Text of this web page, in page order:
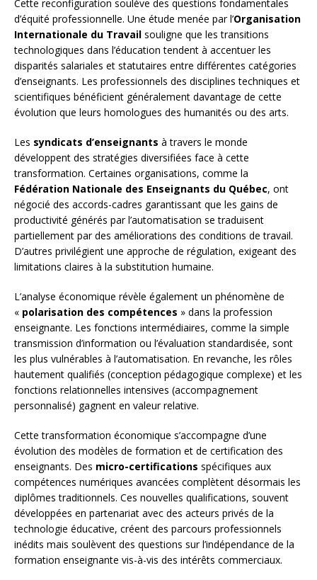
Cette reconfiguration soulève des questions fondamentales
d’équité professionnelle. Une étude menée par l’Organisation
Internationale du Travail souligne que les transitions
technologiques dans l’éducation tendent à accentuer les
disparités salariales et statutaires entre différentes catégories
d’enseignants. Les professionnels des disciplines techniques et
scientifiques bénéficient généralement davantage de cette
évolution que leurs homologues des humanités ou des arts.
Les syndicats d’enseignants à travers le monde
développent des stratégies diversifiées face à cette
transformation. Certaines organisations, comme la
Fédération Nationale des Enseignants du Québec, ont
négocié des accords-cadres garantissant que les gains de
productivité générés par l’automatisation se traduisent
partiellement par des améliorations des conditions de travail.
D’autres privilégient une approche de régulation, exigeant des
limitations claires à la substitution humaine.
L’analyse économique révèle également un phénomène de
« polarisation des compétences » dans la profession
enseignante. Les fonctions intermédiaires, comme la simple
transmission d’information ou l’évaluation standardisée, sont
les plus vulnérables à l’automatisation. En revanche, les rôles
hautement qualifiés (conception pédagogique complexe) et les
fonctions relationnelles intensives (accompagnement
personnalisé) gagnent en valeur relative.
Cette transformation économique s’accompagne d’une
évolution des modèles de formation et de certification des
enseignants. Des micro-certifications spécifiques aux
compétences numériques avancées complètent désormais les
diplômes traditionnels. Ces nouvelles qualifications, souvent
développées en partenariat avec des acteurs privés de la
technologie éducative, créent des parcours professionnels
inédits mais soulèvent des questions sur l’indépendance de la
formation enseignante vis-à-vis des intérêts commerciaux.